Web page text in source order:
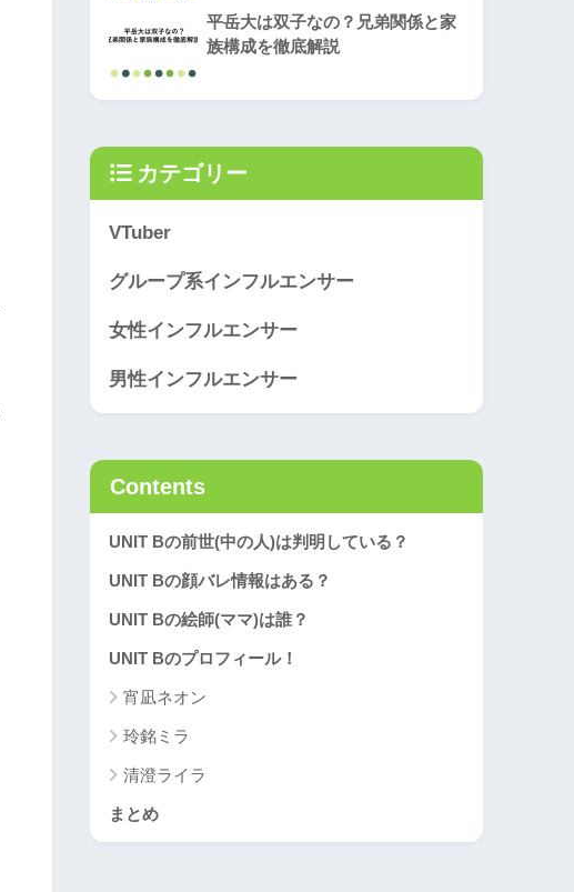
平岳大は双子なの？兄弟関係と家
族構成を徹底解説
カテゴリー
VTuber
グループ系インフルエンサー
女性インフルエンサー
男性インフルエンサー
Contents
UNIT Bの前世(中の人)は判明している？
UNIT Bの顔バレ情報はある？
UNIT Bの絵師(ママ)は誰？
UNIT Bのプロフィール！
宵凪ネオン
玲銘ミラ
清澄ライラ
まとめ